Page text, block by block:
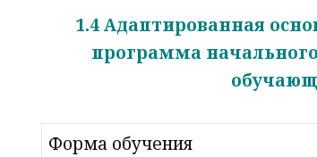
1.4 Адаптированная
программа
Форма обучения